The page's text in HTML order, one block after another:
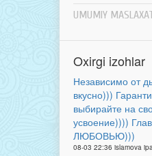
UMUMIY
Oxirgi izohlar
Независимо от
вкусно)))
выбирайте на
усвоение))))
ЛЮБОВЬЮ)))
08-03 22:36 islamova